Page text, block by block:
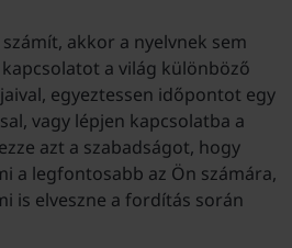
akkor a nyelvnek sem
a világ különböző
egyeztessen időpontot egy
vagy lépjen kapcsolatba a
azt a szabadságot, hogy
a legfontosabb az Ön számára,
is elveszne a fordítás során